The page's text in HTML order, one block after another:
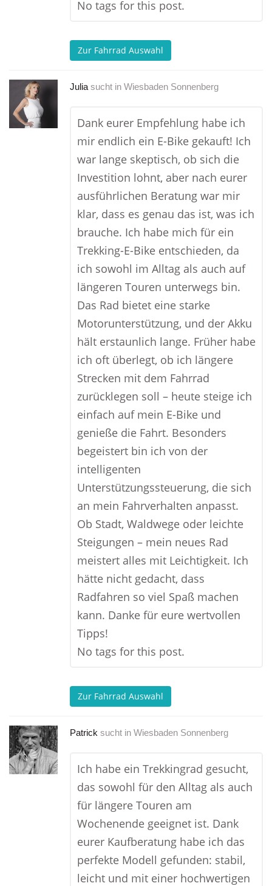
No tags for this post.
Zur Fahrrad Auswahl
Julia sucht in Wiesbaden Sonnenberg
Dank eurer Empfehlung habe ich
mir endlich ein E-Bike gekauft! Ich
war lange skeptisch, ob sich die
Investition lohnt, aber nach eurer
ausführlichen Beratung war mir
klar, dass es genau das ist, was ich
brauche. Ich habe mich für ein
Trekking-E-Bike entschieden, da
ich sowohl im Alltag als auch auf
längeren Touren unterwegs bin.
Das Rad bietet eine starke
Motorunterstützung, und der Akku
hält erstaunlich lange. Früher habe
ich oft überlegt, ob ich längere
Strecken mit dem Fahrrad
zurücklegen soll – heute steige ich
einfach auf mein E-Bike und
genieße die Fahrt. Besonders
begeistert bin ich von der
intelligenten
Unterstützungssteuerung, die sich
an mein Fahrverhalten anpasst.
Ob Stadt, Waldwege oder leichte
Steigungen – mein neues Rad
meistert alles mit Leichtigkeit. Ich
hätte nicht gedacht, dass
Radfahren so viel Spaß machen
kann. Danke für eure wertvollen
Tipps!
No tags for this post.
Zur Fahrrad Auswahl
Patrick sucht in Wiesbaden Sonnenberg
Ich habe ein Trekkingrad gesucht,
das sowohl für den Alltag als auch
für längere Touren am
Wochenende geeignet ist. Dank
eurer Kaufberatung habe ich das
perfekte Modell gefunden: stabil,
leicht und mit einer hochwertigen